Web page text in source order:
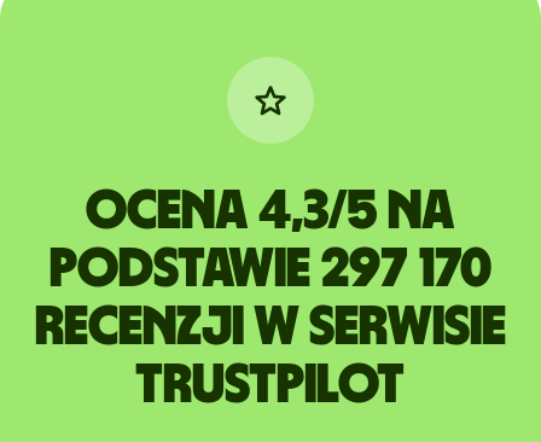
Ocena 4,3/5 na
podstawie 297 170
recenzji w serwisie
Trustpilot